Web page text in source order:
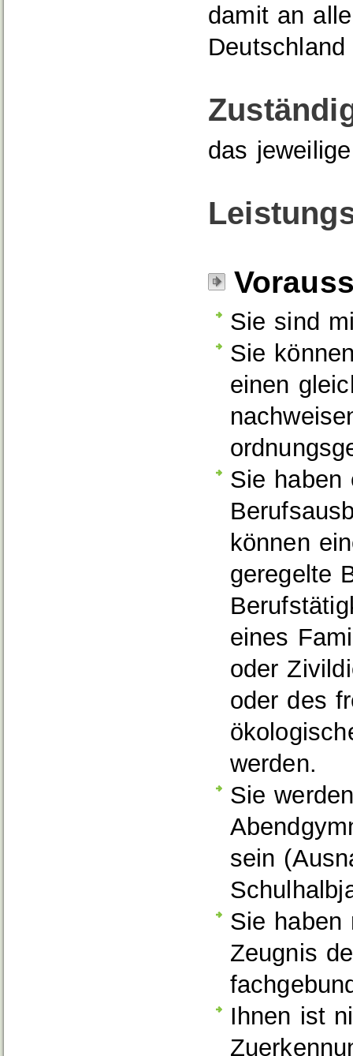
damit an
das
Sie sind
Sie
einen
Sie haben
können
geregelte
eines
oder
oder des
werden.
Sie
sein
Sie haben
Zeugnis
Ihnen ist